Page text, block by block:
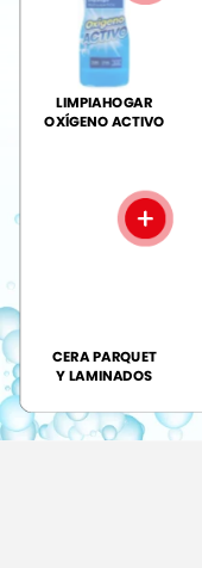
LIMPIAHOGAR
OXÍGENOACTIVO
CERAPARQUET
YLAMINADOS